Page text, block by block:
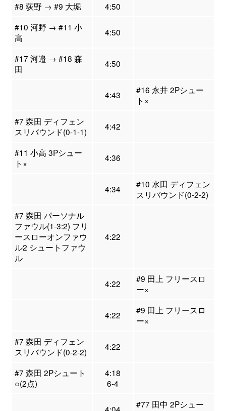
#8 荻野 → #9 大堀
4:50
#10 河野 → #11 小
高
4:50
#17 河邉 → #18 森
田
4:50
4:43
#16 永井 2Pシュー
ト×
#7 森田 ディフェン
スリバウンド(0-1-1)
4:42
#11 小高 3Pシュー
ト×
4:36
4:34
#10 水田 ディフェン
スリバウンド(0-2-2)
#7 森田 パーソナル
ファウル(1-3:2) フリ
ースローオンファウ
ル2 シュートファウ
ル
4:22
4:22
#9 田上 フリースロ
ー×
4:22
#9 田上 フリースロ
ー×
#7 森田 ディフェン
スリバウンド(0-2-2)
4:22
#7 森田 2Pシュート
○(2点)
4:18
6-4
#77 田中 2Pシュー